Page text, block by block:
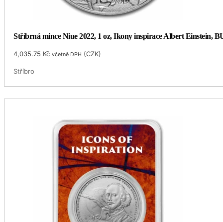
Stříbrná mince Niue 2022, 1 oz, Ikony inspirace Albert Einstein,
4,035.75 Kč včetně DPH (CZK)
Stříbro